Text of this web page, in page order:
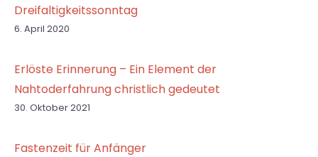
Dreifaltigkeitssonntag
6. April 2020
Erlöste Erinnerung – Ein Element der
Nahtoderfahrung christlich gedeutet
30. Oktober 2021
Fastenzeit für Anfänger